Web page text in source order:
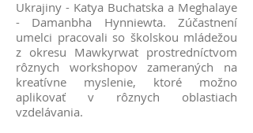
Ukrajiny - Katya Buchatska a Meghalaye
- Damanbha Hynniewta. Zúčastnení
umelci pracovali so školskou mládežou
z okresu Mawkyrwat prostredníctvom
rôznych workshopov zameraných na
kreatívne myslenie, ktoré možno
aplikovať v rôznych oblastiach
vzdelávania.